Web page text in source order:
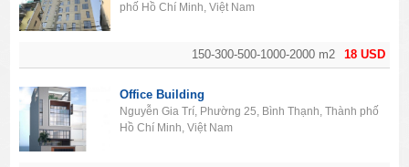
18 USD
150-300-500-1000-2000 m2
phố Hồ Chí Minh, Việt Nam
Office Building
Nguyễn Gia Trí, Phường 25, Bình Thạnh, Thành phố
Hồ Chí Minh, Việt Nam